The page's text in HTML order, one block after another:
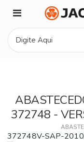
372748 -
372748V-SAP-